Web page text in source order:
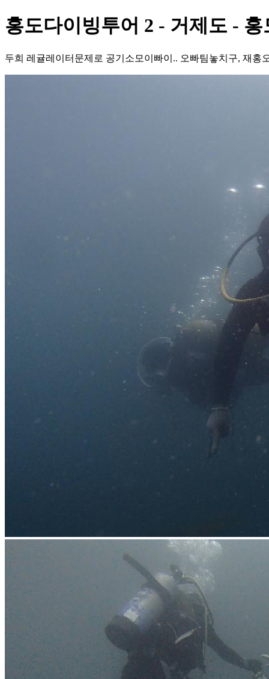
홍도다이빙투어 2 - 거제도 - 홍
두희 레귤레이터문제로 공기소모이빠이.. 오빠팀놓치구, 재홍